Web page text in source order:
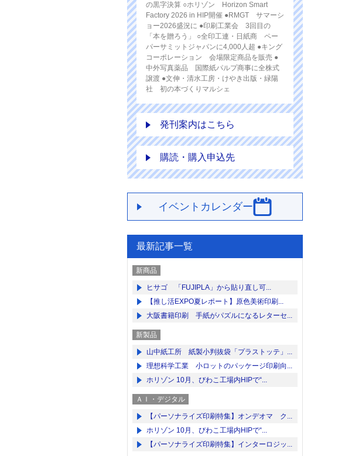
の黒字決算 ○ホリゾン Horizon Smart
Factory 2026 in HIP開催 ●RMGT サマーシ
ョー2026盛況に ●印刷工業会 3回目の
「本を贈ろう」 ○全印工連・日紙商 ペー
パーサミットジャパンに4,000人超 ●キング
コーポレーション 会場限定商品を販売 ●
中外写真薬品 国際紙パルプ商事に全株式
譲渡 ●文伸・清水工房・けやき出版・緑陽
社 初の本づくりマルシェ
発刊案内はこちら
購読・購入申込先
イベントカレンダー
最新記事一覧
新商品
ヒサゴ 「FUJIPLA」から貼り直し可...
【推し活EXPO夏レポート】原色美術印刷...
大阪書籍印刷 手紙がパズルになるレターセ...
新製品
山中紙工所 紙製小判抜袋「プラストッテ」...
理想科学工業 小ロットのパッケージ印刷向...
ホリゾン 10月、びわこ工場内HIPで“...
ＡＩ・デジタル
【パーソナライズ印刷特集】オンデオマ ク...
ホリゾン 10月、びわこ工場内HIPで“...
【パーソナライズ印刷特集】インターロジッ...